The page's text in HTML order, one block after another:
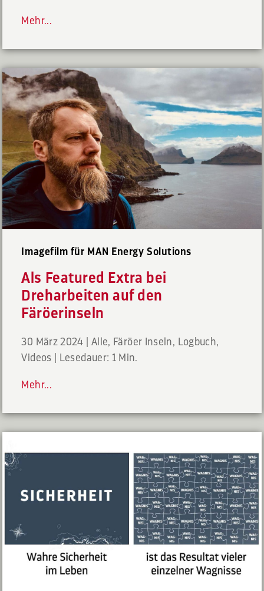
Mehr...
Imagefilm für MAN Energy Solutions
Als Featured Extra bei
Dreharbeiten auf den
Färöerinseln
30 März 2024 Alle, Färöer Inseln, Logbuch,
Videos
Lesedauer: 1 Min.
Mehr...